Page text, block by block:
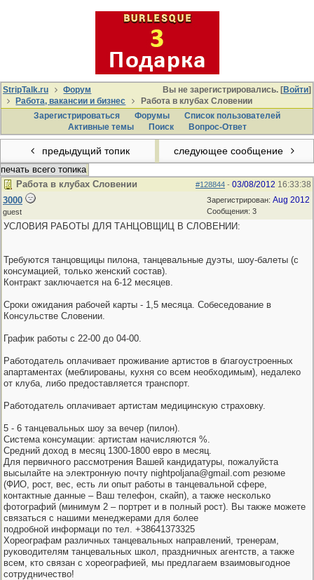
Вы не зарегистрировались. [Войти]
StripTalk.ru
Форум
Работа, вакансии и бизнес
Работа в клубах Словении
Зарегистрироваться
Форумы
Список пользователей
Активные темы
Поиcк Вопрос-Ответ
предыдущий топик следующее сообщение
печать всего топика
#128844 - 03/08/2012 16:33:38
Работа в клубах Словении
Зарегистрирован: Aug 2012
Сообщения: 3
3000
guest
УСЛОВИЯ РАБОТЫ ДЛЯ ТАНЦОВЩИЦ В СЛОВЕНИИ:
Требуются танцовщицы пилона, танцевальные дуэты, шоу-балеты (с
консумацией, только женский состав).
Контракт заключается на 6-12 месяцев.
Сроки ожидания рабочей карты - 1,5 месяца. Собеседование в
Консульстве Словении.
График работы с 22-00 до 04-00.
Работодатель оплачивает проживание артистов в благоустроенных
апартаментах (меблированы, кухня со всем необходимым), недалеко
от клуба, либо предоставляется транспорт.
Работодатель оплачивает артистам медицинскую страховку.
5 - 6 танцевальных шоу за вечер (пилон).
Система консумации: артистам начисляются %.
Средний доход в месяц 1300-1800 евро в месяц.
Для первичного рассмотрения Вашей кандидатуры, пожалуйста
высылайте на электронную почту nightpoljana@gmail.com резюме
(ФИО, рост, вес, есть ли опыт работы в танцевальной сфере,
контактные данные – Ваш телефон, скайп), а также несколько
фотографий (минимум 2 – портрет и в полный рост). Вы также можете
связаться с нашими менеджерами для более
подробной информаци по тел. +38641373325
Хореографам различных танцевальных направлений, тренерам,
руководителям танцевальных школ, праздничных агентств, а также
всем, кто связан с хореографией, мы предлагаем взаимовыгодное
сотрудничество!